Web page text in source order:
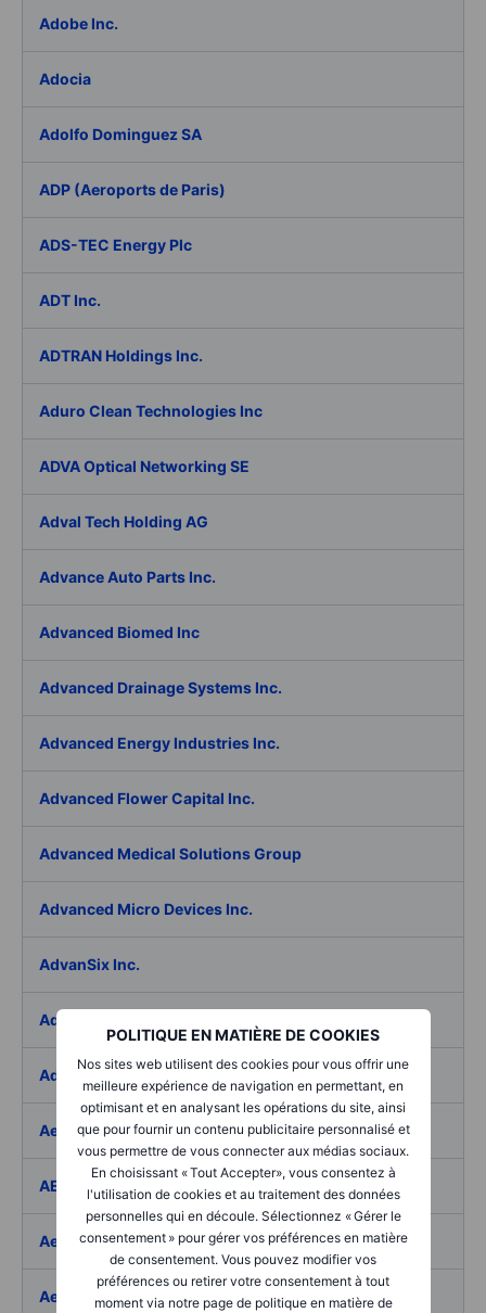
POLITIQUE EN MATIÈRE DE COOKIES
Nos sites web utilisent des cookies pour vous offrir une
meilleure expérience de navigation en permettant, en
optimisant et en analysant les opérations du site, ainsi
que pour fournir un contenu publicitaire personnalisé et
vous permettre de vous connecter aux médias sociaux.
En choisissant « Tout Accepter», vous consentez à
l'utilisation de cookies et au traitement des données
personnelles qui en découle. Sélectionnez « Gérer le
consentement » pour gérer vos préférences en matière
de consentement. Vous pouvez modifier vos
préférences ou retirer votre consentement à tout
moment via notre page de politique en matière de
Adobe Inc.
Adocia
Adolfo Dominguez SA
ADP (Aeroports de Paris)
ADS-TEC Energy Plc
ADT Inc.
ADTRAN Holdings Inc.
Aduro Clean Technologies Inc
ADVA Optical Networking SE
Adval Tech Holding AG
Advance Auto Parts Inc.
Advanced Biomed Inc
Advanced Drainage Systems Inc.
Advanced Energy Industries Inc.
Advanced Flower Capital Inc.
Advanced Medical Solutions Group
Advanced Micro Devices Inc.
AdvanSix Inc.
Advantage Solutions Inc.
Adyen NV
Aebi Schmidt Holding AG
AECOM
Aedes SpA
Aedifica SICAFI SA